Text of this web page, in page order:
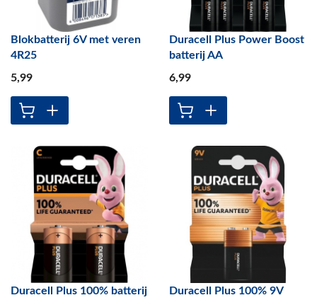
Blokbatterij 6V met veren
4R25
5,99
Duracell Plus Power Boost
batterij AA
6,99
Duracell Plus 100% batterij
Duracell Plus 100% 9V